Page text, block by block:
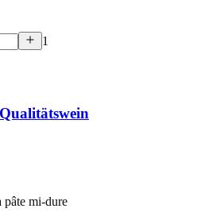
1
pâte mi-dure